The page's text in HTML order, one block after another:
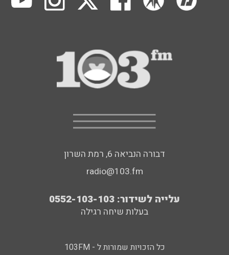
דבורה הנביאה 6, רמת השרון
radio@103.fm
עלייה לשידור: 0552-103-103
בעלות שיחה רגילה
כל הזכויות שמורות ל - 103FM